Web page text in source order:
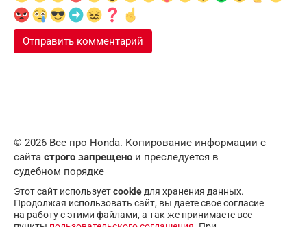
© 2026 Все про Honda. Копирование информации с
сайта строго запрещено и преследуется в
судебном порядке
Этот сайт используетcookie для хранения данных.
Продолжая использовать сайт, вы даете свое согласие
на работу с этими файлами, а так же принимаете все